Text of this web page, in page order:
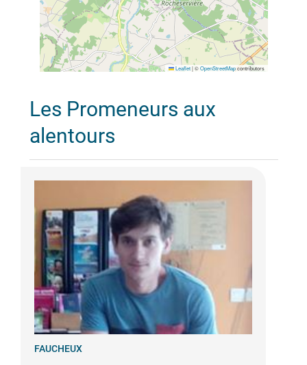
Leaflet |©OpenStreetMapcontributors
Les Promeneurs aux
alentours
FAUCHEUX